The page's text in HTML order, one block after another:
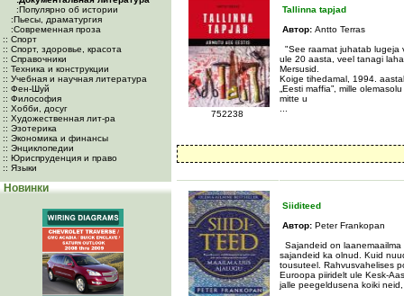
:Популярно об истории
:Пьесы, драматургия
:Современная проза
:: Спорт
:: Спорт, здоровье, красота
:: Справочники
:: Техника и конструкции
:: Учебная и научная литература
:: Фен-Шуй
:: Философия
:: Хобби, досуг
:: Художественная лит-ра
:: Эзотерика
:: Экономика и финансы
:: Энциклопедии
:: Юриспруденция и право
:: Языки
Новинки
752238
Tallinna tapjad
Автор: Antto Terras
"See raamat juhatab lugeja
ule 20 aasta, veel tanagi
Mersusid.
Koige tihedamal, 1994.
„Eesti maffia”, mille
mitte u
Siiditeed
Автор: Peter Frankopan
Sajandeid on
sajandeid ka olnud. Kuid
tousuteel. Rahvusvahelises
Euroopa piiridelt ule Kesk-
jalle peegeldusena koiki neid,